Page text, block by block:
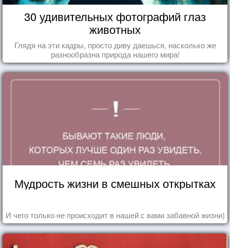
30 удивительных фотографий глаз
животных
Глядя на эти кадры, просто диву даешься, насколько же
разнообразна природа нашего мира!
Мудрость жизни в смешных открытках
И чего только не происходит в нашей с вами забавной жизни)